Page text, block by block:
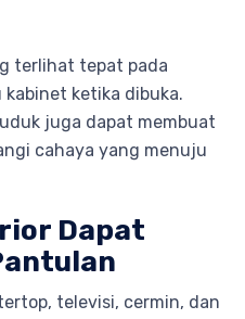
terlihat tepat pada
ketika dibuka.
juga dapat membuat
cahaya yang menuju
Dapat
televisi, cermin, dan